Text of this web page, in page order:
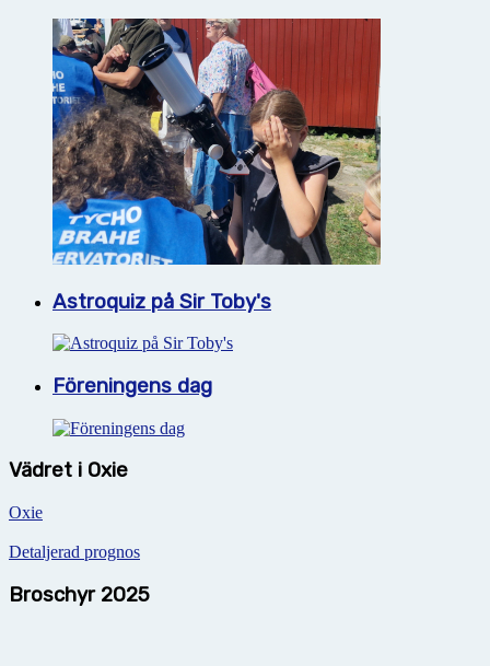
Astroquiz på Sir Toby's
Föreningens dag
Vädret i Oxie
Oxie
Detaljerad prognos
Broschyr 2025